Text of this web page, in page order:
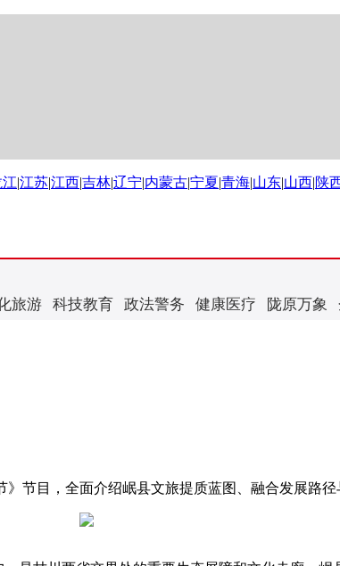
|江苏|江西|吉林|辽宁|内蒙古|宁夏|青海|山东|山西|陕
旅游 科技教育 政法警务 健康医疗 陇原万象
目，全面介绍岷县文旅提质蓝图、融合发展路径